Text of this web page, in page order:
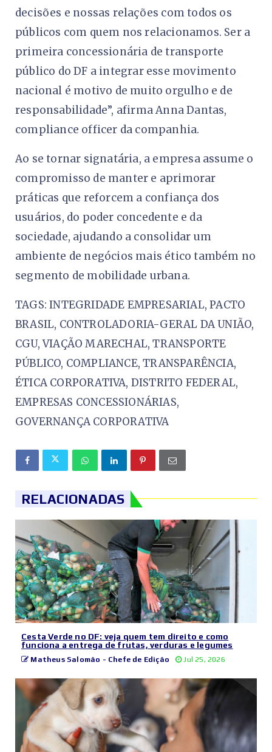
decisões e nossas relações com todos os
públicos com quem nos relacionamos. Ser a
primeira concessionária de transporte
público do DF a integrar esse movimento
nacional é motivo de muito orgulho e de
responsabilidade”, afirma Anna Dantas,
compliance officer da companhia.
Ao se tornar signatária, a empresa assume o
compromisso de manter e aprimorar
práticas que reforcem a confiança dos
usuários, do poder concedente e da
sociedade, ajudando a consolidar um
ambiente de negócios mais ético também no
segmento de mobilidade urbana.
TAGS: INTEGRIDADE EMPRESARIAL, PACTO
BRASIL, CONTROLADORIA-GERAL DA UNIÃO,
CGU, VIAÇÃO MARECHAL, TRANSPORTE
PÚBLICO, COMPLIANCE, TRANSPARÊNCIA,
ÉTICA CORPORATIVA, DISTRITO FEDERAL,
EMPRESAS CONCESSIONÁRIAS,
GOVERNANÇA CORPORATIVA
RELACIONADAS
Cesta Verde no DF: veja quem tem direito e como
funciona a entrega de frutas, verduras e legumes
Matheus Salomão - Chefe de Edição Jul 25, 2026